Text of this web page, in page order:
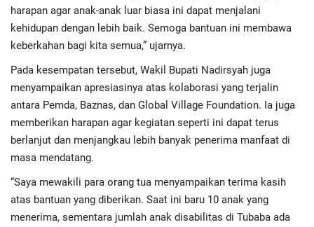
harapan agar anak-anak luar biasa ini dapat menjalani
kehidupan dengan lebih baik. Semoga bantuan ini membawa
keberkahan bagi kita semua,” ujarnya.
Pada kesempatan tersebut, Wakil Bupati Nadirsyah juga
menyampaikan apresiasinya atas kolaborasi yang terjalin
antara Pemda, Baznas, dan Global Village Foundation. Ia juga
memberikan harapan agar kegiatan seperti ini dapat terus
berlanjut dan menjangkau lebih banyak penerima manfaat di
masa mendatang.
“Saya mewakili para orang tua menyampaikan terima kasih
atas bantuan yang diberikan. Saat ini baru 10 anak yang
menerima, sementara jumlah anak disabilitas di Tubaba ada